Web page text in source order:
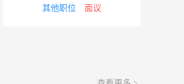
其他职位 面议